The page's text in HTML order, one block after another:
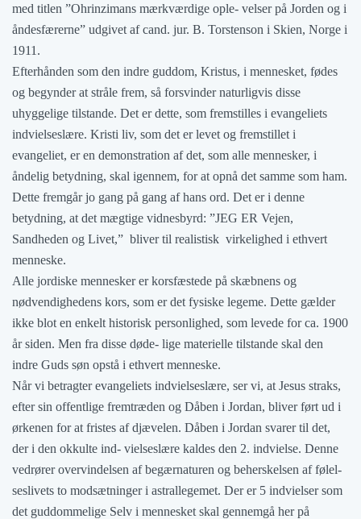
med titlen ”Ohrinzimans mærkværdige ople- velser på Jorden og i
åndesfærerne” udgivet af cand. jur. B. Torstenson i Skien, Norge i
1911.
Efterhånden som den indre guddom, Kristus, i mennesket, fødes
og begynder at stråle frem, så forsvinder naturligvis disse
uhyggelige tilstande. Det er dette, som fremstilles i evangeliets
indvielseslære. Kristi liv, som det er levet og fremstillet i
evangeliet, er en demonstration af det, som alle mennesker, i
åndelig betydning, skal igennem, for at opnå det samme som ham.
Dette fremgår jo gang på gang af hans ord. Det er i denne
betydning, at det mægtige vidnesbyrd: ”JEG ER Vejen,
Sandheden og Livet,” bliver til realistisk virkelighed i ethvert
menneske.
Alle jordiske mennesker er korsfæstede på skæbnens og
nødvendighedens kors, som er det fysiske legeme. Dette gælder
ikke blot en enkelt historisk personlighed, som levede for ca. 1900
år siden. Men fra disse døde- lige materielle tilstande skal den
indre Guds søn opstå i ethvert menneske.
Når vi betragter evangeliets indvielseslære, ser vi, at Jesus straks,
efter sin offentlige fremtræden og Dåben i Jordan, bliver ført ud i
ørkenen for at fristes af djævelen. Dåben i Jordan svarer til det,
der i den okkulte ind- vielseslære kaldes den 2. indvielse. Denne
vedrører overvindelsen af begærnaturen og beherskelsen af følel-
seslivets to modsætninger i astrallegemet. Der er 5 indvielser som
det guddommelige Selv i mennesket skal gennemgå her på